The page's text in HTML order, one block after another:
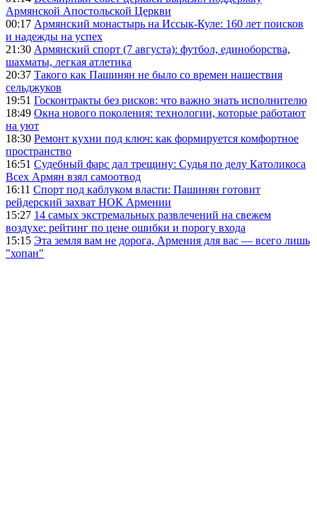
Армянской Апостольской Церкви
00:17 Армянский монастырь на Иссык-Куле: 160 лет поисков
и надежды на успех
21:30 Армянский спорт (7 августа): футбол, единоборства,
шахматы, легкая атлетика
20:37 Такого как Пашинян не было со времен нашествия
сельджуков
19:51 Госконтракты без рисков: что важно знать исполнителю
18:49 Окна нового поколения: технологии, которые работают
на уют
18:30 Ремонт кухни под ключ: как формируется комфортное
пространство
16:51 Судебный фарс дал трещину: Судья по делу Католикоса
Всех Армян взял самоотвод
16:11 Спорт под каблуком власти: Пашинян готовит
рейдерский захват НОК Армении
15:27 14 самых экстремальных развлечений на свежем
воздухе: рейтинг по цене ошибки и порогу входа
15:15 Эта земля вам не дорога, Армения для вас — всего лишь
"хопан"